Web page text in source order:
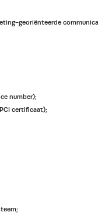
georiënteerde
number);
certificaat);